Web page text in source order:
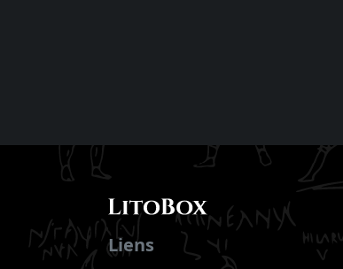
Liens